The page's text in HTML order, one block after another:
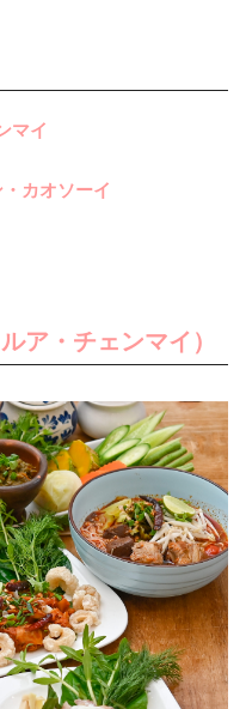
マイ
カオソーイ
ア・チェンマイ）